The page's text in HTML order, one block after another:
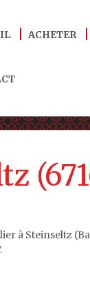
ACHETER
à Steinseltz